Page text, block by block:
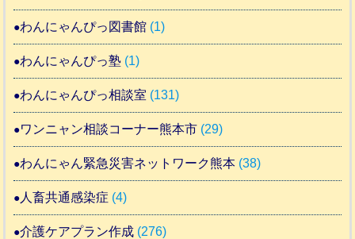
わんにゃんぴっ図書館 (1)
わんにゃんぴっ塾 (1)
わんにゃんぴっ相談室 (131)
ワンニャン相談コーナー熊本市 (29)
わんにゃん緊急災害ネットワーク熊本 (38)
人畜共通感染症 (4)
介護ケアプラン作成 (276)